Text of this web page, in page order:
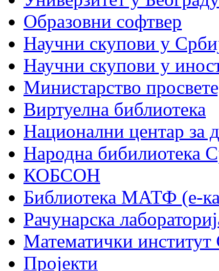
Образовни софтвер
Научни скупови у
Научни скупови у
Министарство
Виртуелна библиотека
Национални центар за
Народна бибилиотека
КОБСОН
Библиотека МАТФ (е-
Рачунарска
Математички
Пројекти